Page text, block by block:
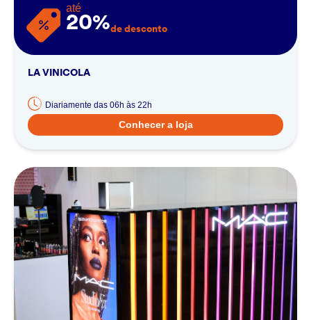
até
20%de desconto
LA VINICOLA
Diariamente das 06h às 22h
Conhecer a loja